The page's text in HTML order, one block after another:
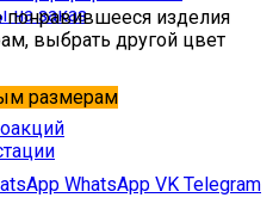
на заказ
изделия
выбрать другой цвет
размерам
WhatsApp VK Telegram